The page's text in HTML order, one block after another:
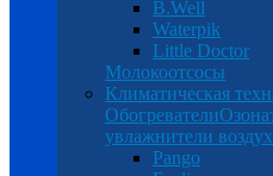
B.Well
Waterpik
Little Doctor
Молокоотсосы
Климатическая
Обогреватели
увлажнители
Pango